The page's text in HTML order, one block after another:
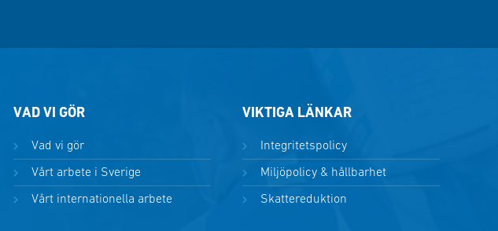
VAD VI GÖR
Vad vi gör
Vårt arbete i Sverige
Vårt internationella arbete
VIKTIGA LÄNKAR
Integritetspolicy
Miljöpolicy & hållbarhet
Skattereduktion